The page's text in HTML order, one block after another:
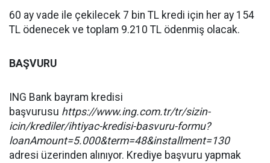
60 ay vade ile çekilecek 7 bin TL kredi için her ay 154
TL ödenecek ve toplam 9.210 TL ödenmiş olacak.
BAŞVURU
ING Bank bayram kredisi
başvurusu https://www.ing.com.tr/tr/sizin-
icin/krediler/ihtiyac-kredisi-basvuru-formu?
loanAmount=5.000&term=48&installment=130
adresi üzerinden alınıyor. Krediye başvuru yapmak